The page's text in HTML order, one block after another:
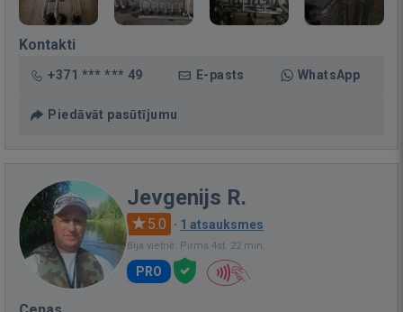
Kontakti
+371 *** *** 49 E-pasts WhatsApp
Piedāvāt pasūtījumu
Jevgenijs R.
5.0 · 1 atsauksmes
Bija vietnē: Pirms 4st. 22 min.
PRO